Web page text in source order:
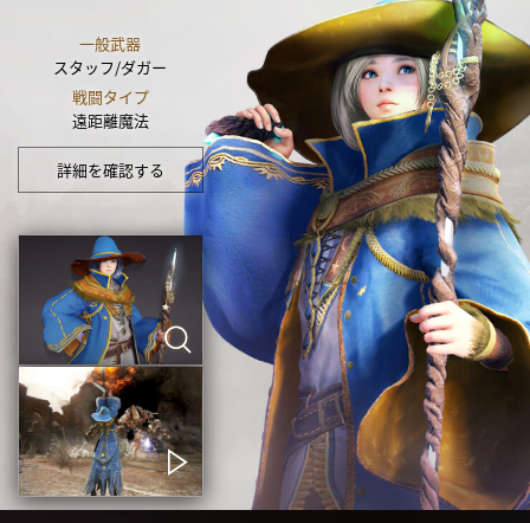
一般武器
スタッフ/ダガー
戦闘タイプ
遠距離魔法
詳細を確認する